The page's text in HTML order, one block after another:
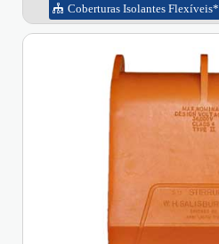
Coberturas Isolantes Flexíveis*